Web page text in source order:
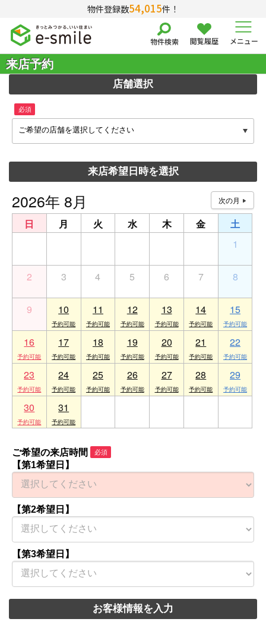
物件登録数54,015件！
物件検索 閲覧履歴 メニュー
来店予約
店舗選択
必須
ご希望の店舗を選択してください
来店希望日時を選択
2026年 8月
日 月 火 水 木 金
土
1
2 3 4 5 6 7 8
9 10 11 12 13 14 15
16 17 18 19 20 21 22
23 24 25 26 27 28 29
30 31
ご希望の来店時間 必須
【第1希望日】
【第2希望日】
【第3希望日】
お客様情報を入力